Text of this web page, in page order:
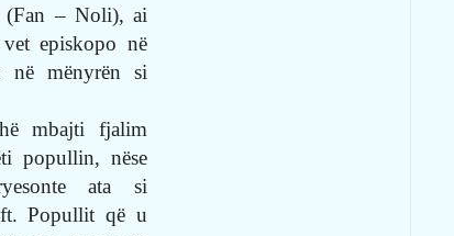
(Fan – Noli), ai
episkopo në
në mënyrën si
mbajti fjalim
popullin, nëse
ata si
Popullit që u